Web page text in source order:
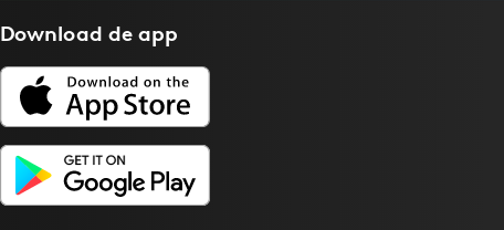
Download deapp